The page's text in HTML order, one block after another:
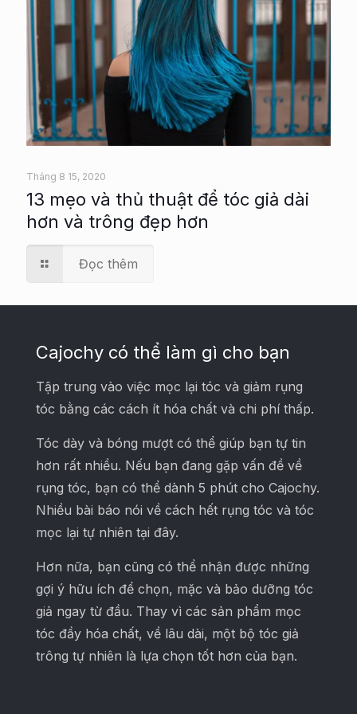
Tháng 8 15, 2020
13 mẹo và thủ thuật để tóc giả dài
hơn và trông đẹp hơn
Đọc thêm
Cajochy có thể làm gì cho bạn
Tập trung vào việc mọc lại tóc và giảm rụng
tóc bằng các cách ít hóa chất và chi phí thấp.
Tóc dày và bóng mượt có thể giúp bạn tự tin
hơn rất nhiều. Nếu bạn đang gặp vấn đề về
rụng tóc, bạn có thể dành 5 phút cho Cajochy.
Nhiều bài báo nói về cách hết rụng tóc và tóc
mọc lại tự nhiên tại đây.
Hơn nữa, bạn cũng có thể nhận được những
gợi ý hữu ích để chọn, mặc và bảo dưỡng tóc
giả ngay từ đầu. Thay vì các sản phẩm mọc
tóc đầy hóa chất, về lâu dài, một bộ tóc giả
trông tự nhiên là lựa chọn tốt hơn của bạn.